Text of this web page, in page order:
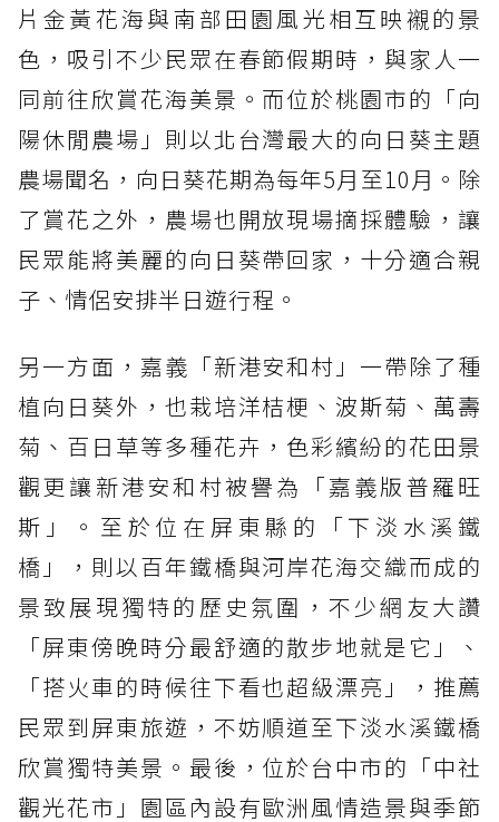
片金黃花海與南部田園風光相互映襯的景
色，吸引不少民眾在春節假期時，與家人一
同前往欣賞花海美景。而位於桃園市的「向
陽休閒農場」則以北台灣最大的向日葵主題
農場聞名，向日葵花期為每年5月至10月。除
了賞花之外，農場也開放現場摘採體驗，讓
民眾能將美麗的向日葵帶回家，十分適合親
子、情侶安排半日遊行程。
另一方面，嘉義「新港安和村」一帶除了種
植向日葵外，也栽培洋桔梗、波斯菊、萬壽
菊、百日草等多種花卉，色彩繽紛的花田景
觀更讓新港安和村被譽為「嘉義版普羅旺
斯」。至於位在屏東縣的「下淡水溪鐵
橋」，則以百年鐵橋與河岸花海交織而成的
景致展現獨特的歷史氛圍，不少網友大讚
「屏東傍晚時分最舒適的散步地就是它」、
「搭火車的時候往下看也超級漂亮」，推薦
民眾到屏東旅遊，不妨順道至下淡水溪鐵橋
欣賞獨特美景。最後，位於台中市的「中社
觀光花市」園區內設有歐洲風情造景與季節